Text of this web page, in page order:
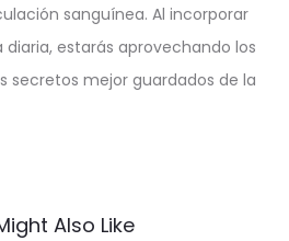
sanguínea. Al incorporar
estarás aprovechando los
secretos mejor guardados de la
Also Like